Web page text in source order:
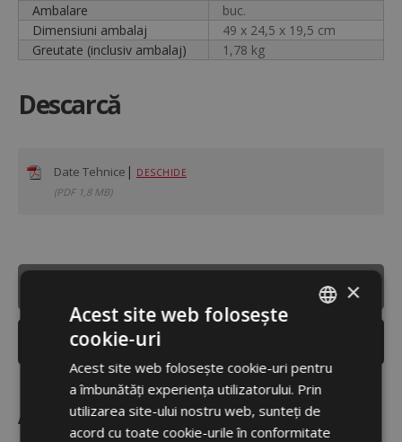
Ambalare
buc.
Dimensiuni ambalaj
49 x 24,5 x 19,5 cm
Greutate (inclusiv ambalaj)
1,78 kg
Descarcă
Date Tehnice | DESCHIDE
(PDF 1,8 MB)
TRIMITE PRIN EMAIL
Accesoriu recomandat
ENGLISH
×
Acest site web folosește
cookie-uri
Acest site web folosește cookie-uri pentru
a îmbunătăți experiența utilizatorului. Prin
utilizarea site-ului nostru web, sunteți de
acord cu toate cookie-urile în conformitate